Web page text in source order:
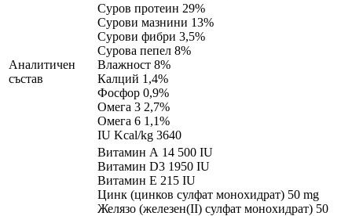
Аналитичен
състав
Суров протеин 29%
Сурови мазнини 13%
Сурови фибри 3,5%
Сурова пепел 8%
Влажност 8%
Калций 1,4%
Фосфор 0,9%
Омега 3 2,7%
Омега 6 1,1%
IU Kcal/kg 3640
Витамин А 14 500 IU
Витамин D3 1950 IU
Витамин Е 215 IU
Цинк (цинков сулфат монохидрат) 50 mg
Желязо (железен(II) сулфат монохидрат) 50